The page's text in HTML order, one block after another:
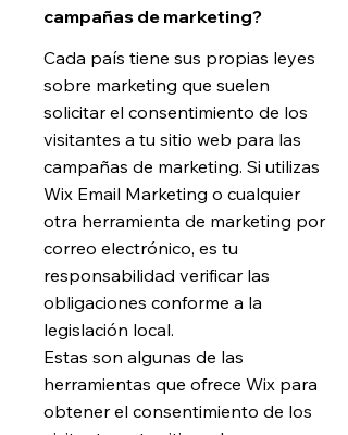
campañas de marketing?
Cada país tiene sus propias leyes
sobre marketing que suelen
solicitar el consentimiento de los
visitantes a tu sitio web para las
campañas de marketing. Si utilizas
Wix Email Marketing o cualquier
otra herramienta de marketing por
correo electrónico, es tu
responsabilidad verificar las
obligaciones conforme a la
legislación local.
Estas son algunas de las
herramientas que ofrece Wix para
obtener el consentimiento de los